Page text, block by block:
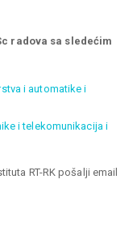
radova sa sledećim
i automatike i
i telekomunikacija i
RT-RK pošalji email